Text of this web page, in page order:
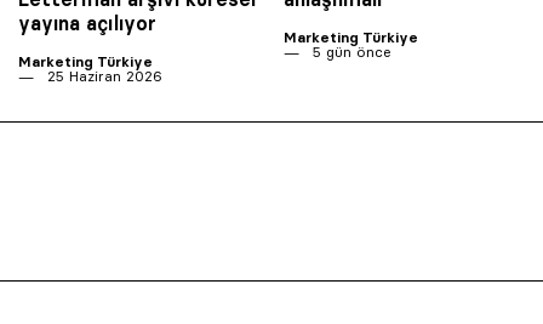
yayına açılıyor
Marketing Türkiye
25 Haziran 2026
Marketing Türkiye
5 gün önce